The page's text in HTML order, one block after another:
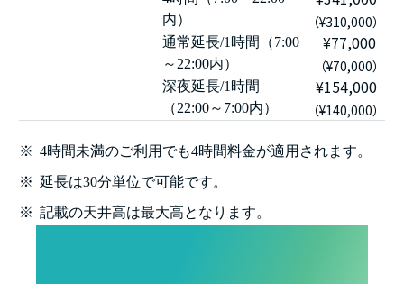
内）
（¥310,000）
通常延長/1時間（7:00
～22:00内）
¥77,000
（¥70,000）
深夜延長/1時間
（22:00～7:00内）
¥154,000
（¥140,000）
※ 4時間未満のご利用でも4時間料金が適用されます。
※ 延長は30分単位で可能です。
※ 記載の天井高は最大高となります。